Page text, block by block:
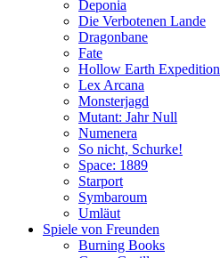
Deponia
Die Verbotenen Lande
Dragonbane
Fate
Hollow Earth Expedition
Lex Arcana
Monsterjagd
Mutant: Jahr Null
Numenera
So nicht, Schurke!
Space: 1889
Starport
Symbaroum
Umläut
Spiele von Freunden
Burning Books